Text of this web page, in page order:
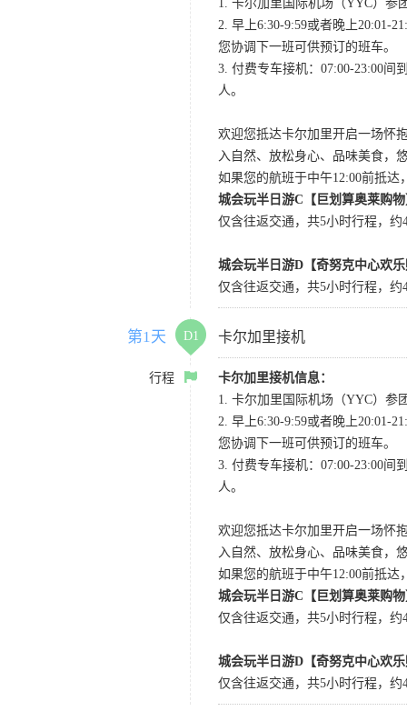
1. 卡尔加里国际机场（YYC）参
2. 早上6:30-9:59或者晚上20:01-
您协调下一班可供预订的班车。
3. 付费专车接机：07:00-23:00间
人。
欢迎您抵达卡尔加里开启一场怀
入自然、放松身心、品味美食，
如果您的航班于中午12:00前抵
城会玩半日游C【巨划算奥莱购
仅含往返交通，共5小时行程，
城会玩半日游D【奇努克中心欢
仅含往返交通，共5小时行程，
第1天 D1 卡尔加里接机
行程
卡尔加里接机信息：
1. 卡尔加里国际机场（YYC）参
2. 早上6:30-9:59或者晚上20:01-
您协调下一班可供预订的班车。
3. 付费专车接机：07:00-23:00间
人。
欢迎您抵达卡尔加里开启一场怀
入自然、放松身心、品味美食，
如果您的航班于中午12:00前抵
城会玩半日游C【巨划算奥莱购
仅含往返交通，共5小时行程，
城会玩半日游D【奇努克中心欢
仅含往返交通，共5小时行程，